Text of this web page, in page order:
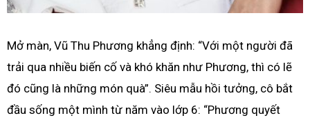
Mở màn, Vũ Thu Phương khẳng định: “Với một người đã
trải qua nhiều biến cố và khó khăn như Phương, thì có lẽ
đó cũng là những món quà”. Siêu mẫu hồi tưởng, cô bắt
đầu sống một mình từ năm vào lớp 6: “Phương quyết